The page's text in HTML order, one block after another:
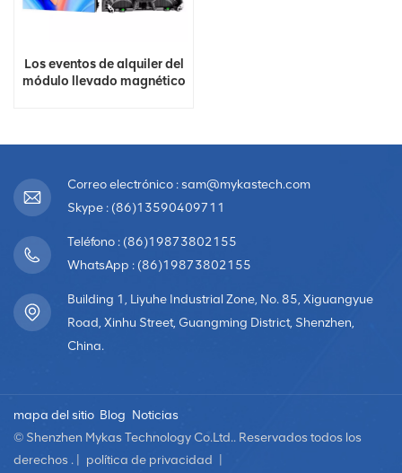
Los eventos de alquiler del
módulo llevado magnético
llevada en escena
Correo electrónico : sam@mykastech.com
Skype : (86)13590409711
Teléfono : (86)19873802155
WhatsApp : (86)19873802155
Building 1, Liyuhe Industrial Zone, No. 85, Xiguangyue
Road, Xinhu Street, Guangming District, Shenzhen,
China.
mapa del sitio Blog Noticias
© Shenzhen Mykas Technology Co.Ltd.. Reservados todos los
derechos . |
política de privacidad